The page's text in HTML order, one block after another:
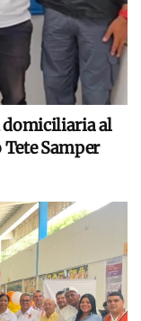
domiciliaria al
Samper